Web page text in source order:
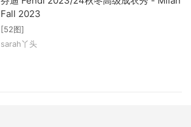
Fall 2023
[52图]
sarah丫头